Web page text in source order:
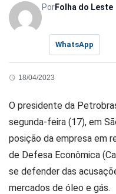
PorFolha do Leste
WhatsApp
18/04/2023
O presidente da
segunda-feira (17), em
posição da empresa em
de Defesa Econômica
se defender das
mercados de óleo e gás.